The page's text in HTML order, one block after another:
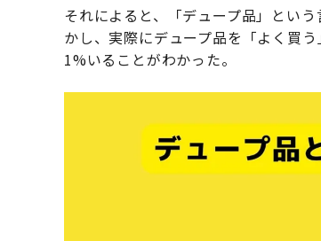
それによると、「デュープ品」とい
かし、実際にデュープ品を「よく買
1%いることがわかった。